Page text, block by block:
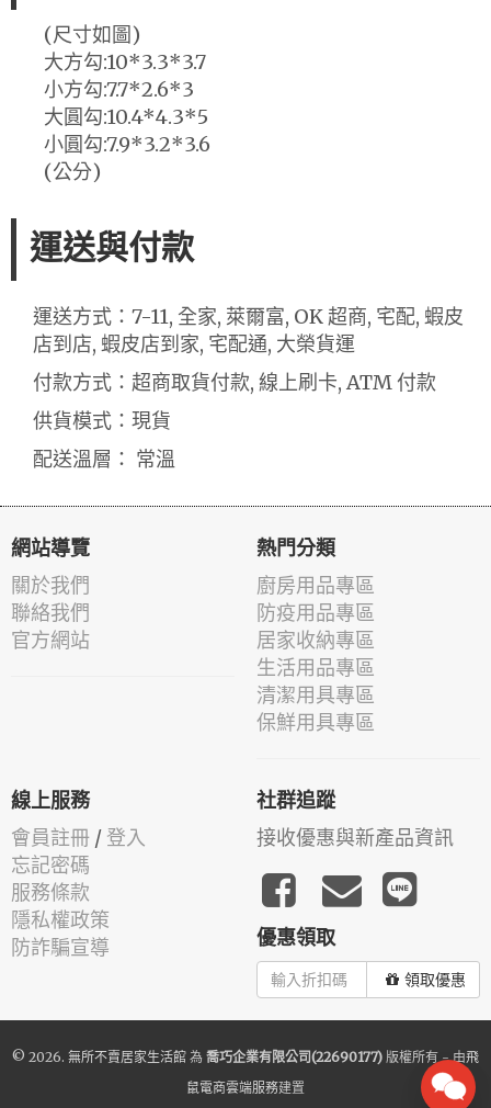
(尺寸如圖)
大方勾:10*3.3*3.7
小方勾:7.7*2.6*3
大圓勾:10.4*4.3*5
小圓勾:7.9*3.2*3.6
(公分)
運送與付款
運送方式：7-11, 全家, 萊爾富, OK 超商, 宅配, 蝦皮
店到店, 蝦皮店到家, 宅配通, 大榮貨運
付款方式：超商取貨付款, 線上刷卡, ATM 付款
供貨模式：現貨
配送溫層： 常溫
網站導覽
關於我們
聯絡我們
官方網站
熱門分類
廚房用品專區
防疫用品專區
居家收納專區
生活用品專區
清潔用具專區
保鮮用具專區
線上服務
會員註冊 / 登入
忘記密碼
服務條款
隱私權政策
防詐騙宣導
社群追蹤
接收優惠與新產品資訊
優惠領取
領取優惠
© 2026. 無所不賣居家生活館 為 喬巧企業有限公司(22690177) 版權所有 - 由飛
鼠電商雲端服務建置